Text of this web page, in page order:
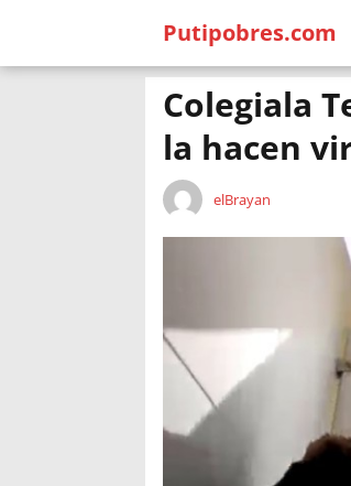
Putipobres.com
Colegiala
la hacen
elBrayan